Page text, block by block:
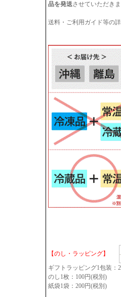
品を発送させていただき
送料・ご利用ガイド等の
【のし・ラッピング】
ギフトラッピング1包装：
のし1枚：100円(税別)
紙袋1袋：200円(税別)